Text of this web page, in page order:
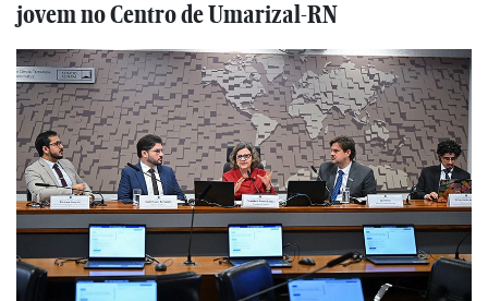
jovem no Centro de Umarizal-RN